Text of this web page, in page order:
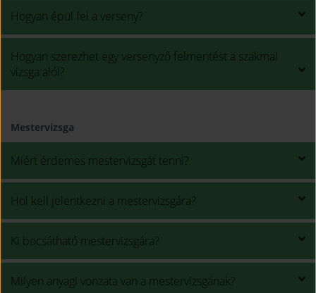
Hogyan épül fel a verseny?
Hogyan szerezhet egy versenyző felmentést a szakmai
vizsga alól?
Mestervizsga
Miért érdemes mestervizsgát tenni?
Hol kell jelentkezni a mestervizsgára?
Ki bocsátható mestervizsgára?
Milyen anyagi vonzata van a mestervizsgának?